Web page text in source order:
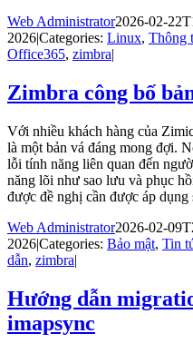
Web Administrator2026-02-
2026|Categories: Linux, Thông
Office365, zimbra|
Zimbra công bố
Với nhiều khách hàng của
là một bản vá đáng mong đợi.
lỗi tính năng liên quan đến
năng lõi như sao lưu và phục
được đề nghị cần được áp dụng
Web Administrator2026-02-
2026|Categories: Bảo mật, Tin
dẫn, zimbra|
Hướng dẫn
imapsync